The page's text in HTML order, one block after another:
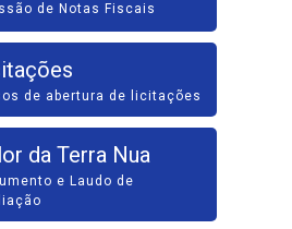
de Notas Fiscais
de abertura de licitações
da Terra Nua
e Laudo de